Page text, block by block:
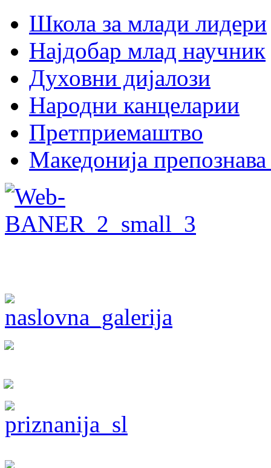
Школа за млади лидери
Најдобар млад научник
Духовни дијалози
Народни канцеларии
Претприемаштво
Македонија